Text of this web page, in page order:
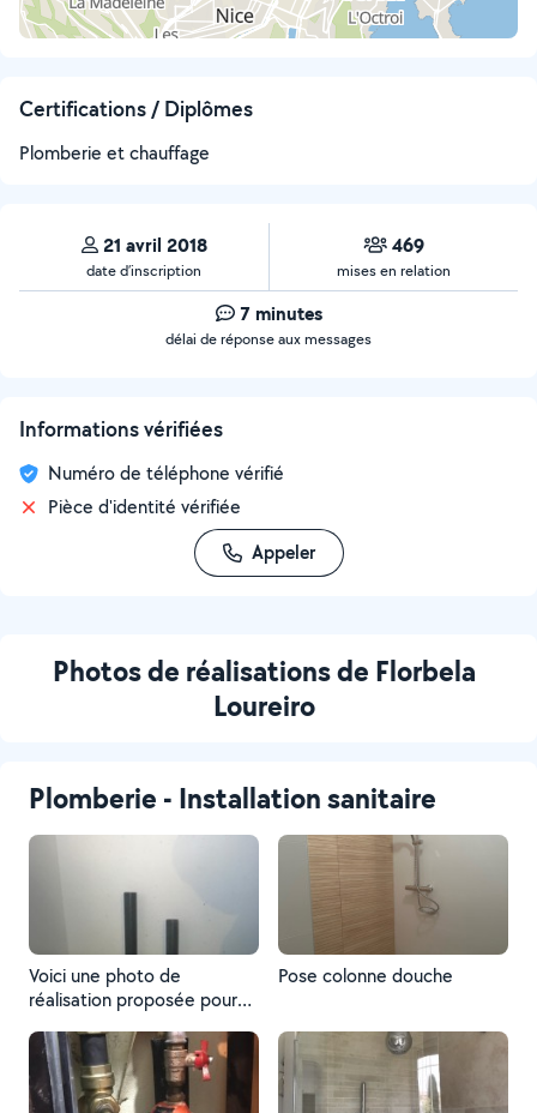
Certifications / Diplômes
Plomberie et chauffage
21 avril 2018
date d’inscription
469
mises en relation
7 minutes
délai de réponse aux messages
Informations vérifiées
Numéro de téléphone vérifié
Pièce d'identité vérifiée
Appeler
Photos de réalisations de Florbela
Loureiro
Plomberie - Installation sanitaire
Voici une photo de
réalisation proposée pour
Pose colonne douche